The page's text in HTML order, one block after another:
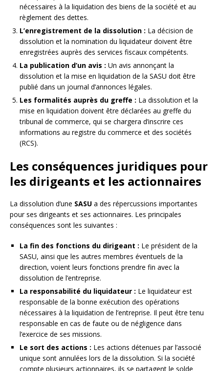
nécessaires à la liquidation des biens de la société et au
règlement des dettes.
L’enregistrement de la dissolution : La décision de
dissolution et la nomination du liquidateur doivent être
enregistrées auprès des services fiscaux compétents.
La publication d’un avis : Un avis annonçant la
dissolution et la mise en liquidation de la SASU doit être
publié dans un journal d’annonces légales.
Les formalités auprès du greffe : La dissolution et la
mise en liquidation doivent être déclarées au greffe du
tribunal de commerce, qui se chargera d’inscrire ces
informations au registre du commerce et des sociétés
(RCS).
Les conséquences juridiques pour
les dirigeants et les actionnaires
La dissolution d’une SASU a des répercussions importantes
pour ses dirigeants et ses actionnaires. Les principales
conséquences sont les suivantes :
La fin des fonctions du dirigeant : Le président de la
SASU, ainsi que les autres membres éventuels de la
direction, voient leurs fonctions prendre fin avec la
dissolution de l’entreprise.
La responsabilité du liquidateur : Le liquidateur est
responsable de la bonne exécution des opérations
nécessaires à la liquidation de l’entreprise. Il peut être tenu
responsable en cas de faute ou de négligence dans
l’exercice de ses missions.
Le sort des actions : Les actions détenues par l’associé
unique sont annulées lors de la dissolution. Si la société
compte plusieurs actionnaires, ils se partagent le solde